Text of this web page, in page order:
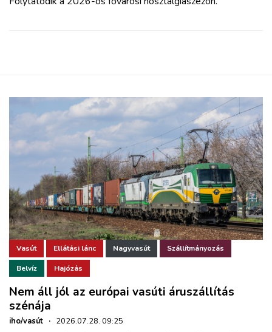
Vasút Ellátási lánc Nagyvasút Szállítmányozás
Belvíz Hajózás
Nem áll jól az európai vasúti áruszállítás
szénája
iho/vasút · 2026.07.28. 09:25